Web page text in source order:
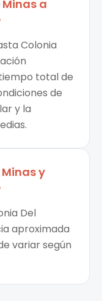
Minas a
Colonia
total de
de
y la
Minasy
Del
aproximada
variar según